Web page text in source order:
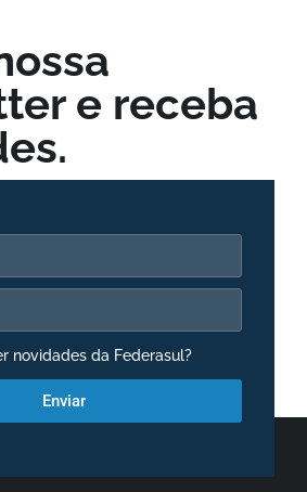
e receba
novidades da Federasul?
Enviar